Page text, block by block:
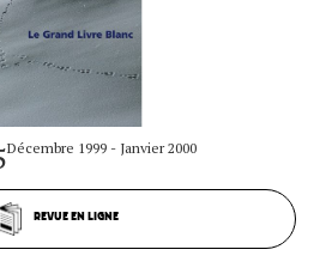
Décembre 1999 - Janvier 2000
REVUE EN LIGNE